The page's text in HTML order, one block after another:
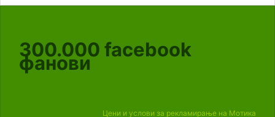
300.000 facebook
фанови
Цени и услови за рекламирање на Мотика